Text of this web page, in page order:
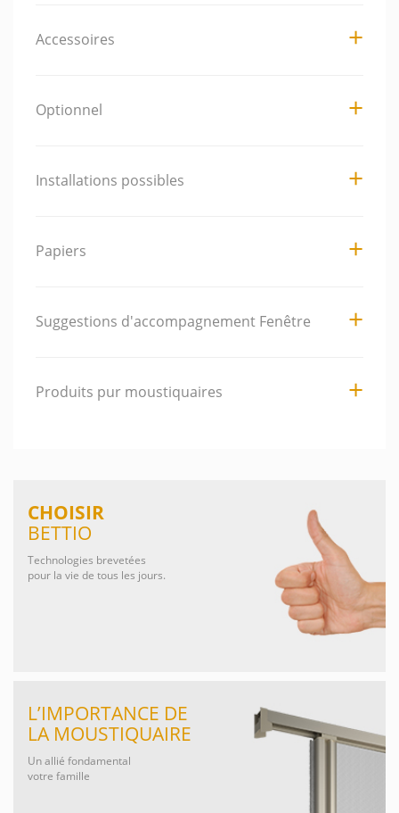
Accessoires
Optionnel
Installations possibles
Papiers
Suggestions d'accompagnement Fenêtre
Produits pur moustiquaires
CHOISIR
BETTIO
Technologies brevetées
pour la vie de tous les jours.
L’IMPORTANCE DE
LA MOUSTIQUAIRE
Un allié fondamental
votre famille